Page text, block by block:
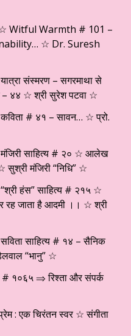
Witful Warmth # 101 –
☆ Dr. Suresh
यात्रा संस्मरण – सगरमाथा से
– ४४ ☆ श्री सुरेश पटवा ☆
कविता # ४१ – सावन… ☆ प्रो.
मंजिरी साहित्य # २० ☆ आलेख
मंजिरी “निधि” ☆
“श्री हंस” साहित्य # २१५ ☆
जाता है आदमी ।। ☆ श्री
सविता साहित्य # १४ – सैनिक
“भानु” ☆
# १०६५ ⇒ रिश्ता और संपर्क
: एक चिरंतन स्वर ☆ संगीता